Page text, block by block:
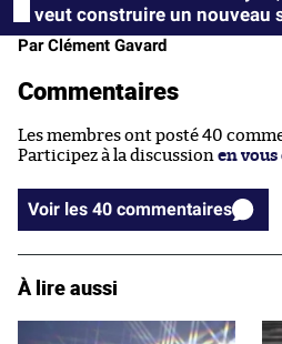
veut construire un nouveau
Par Clément Gavard
Commentaires
Les membres ont posté 40
Participez à la discussion en
Voir les 40 commentaires
À lire aussi